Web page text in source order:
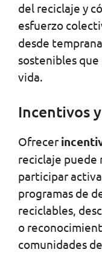
del reciclaje y
esfuerzo
desde
sostenibles
vida.
Incentivos
Ofrecer
reciclaje puede
participar
programas de
reciclables,
o
comunidades